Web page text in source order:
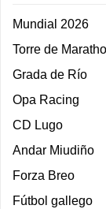
Mundial 2026
Torre de
Grada de Río
Opa Racing
CD Lugo
Andar Miudiño
Forza Breo
Fútbol gallego